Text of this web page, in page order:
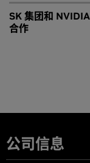
SK 集团和
合作
公司信息